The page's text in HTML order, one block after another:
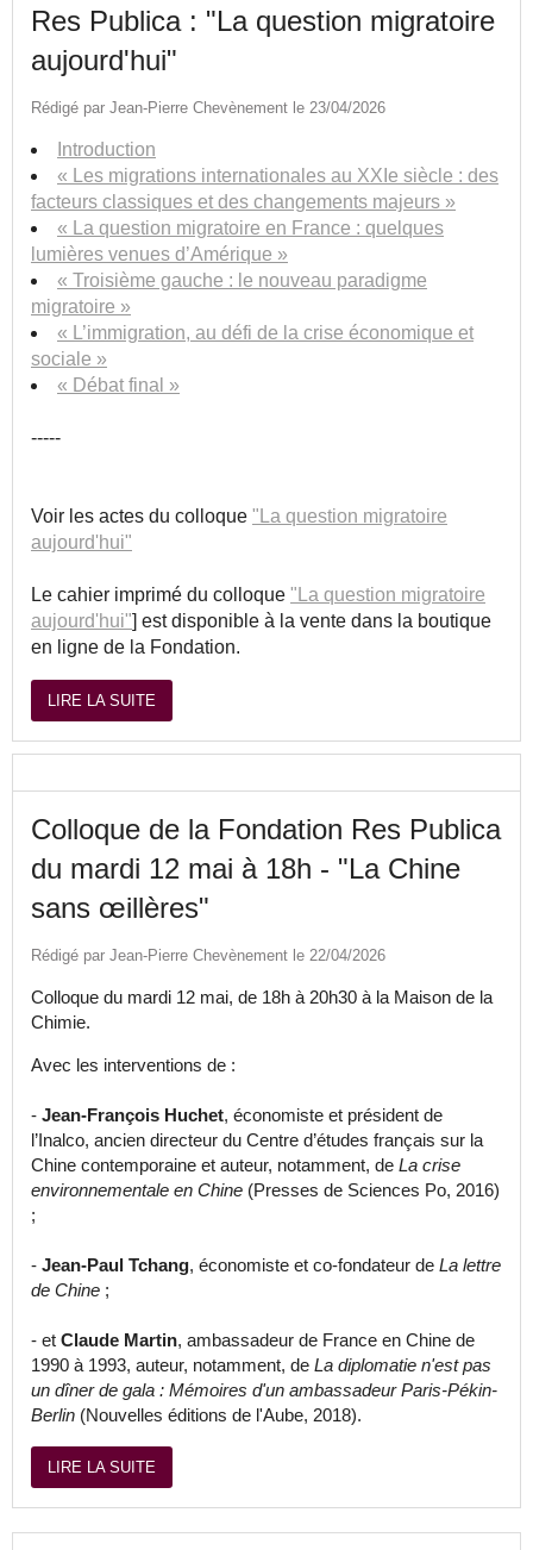
Res Publica : "La question migratoire
aujourd'hui"
Rédigé par Jean-Pierre Chevènement le 23/04/2026
Introduction
« Les migrations internationales au XXIe siècle : des
facteurs classiques et des changements majeurs »
« La question migratoire en France : quelques
lumières venues d’Amérique »
« Troisième gauche : le nouveau paradigme
migratoire »
« L’immigration, au défi de la crise économique et
sociale »
« Débat final »
-----
Voir les actes du colloque "La question migratoire
aujourd'hui"
Le cahier imprimé du colloque "La question migratoire
aujourd'hui"] est disponible à la vente dans la boutique
en ligne de la Fondation.
LIRE LA SUITE
Colloque de la Fondation Res Publica
du mardi 12 mai à 18h - "La Chine
sans œillères"
Rédigé par Jean-Pierre Chevènement le 22/04/2026
Colloque du mardi 12 mai, de 18h à 20h30 à la Maison de la
Chimie.
Avec les interventions de :
- Jean-François Huchet, économiste et président de
l’Inalco, ancien directeur du Centre d’études français sur la
Chine contemporaine et auteur, notamment, de La crise
environnementale en Chine (Presses de Sciences Po, 2016)
;
- Jean-Paul Tchang, économiste et co-fondateur de La lettre
de Chine ;
- et Claude Martin, ambassadeur de France en Chine de
1990 à 1993, auteur, notamment, de La diplomatie n'est pas
un dîner de gala : Mémoires d'un ambassadeur Paris-Pékin-
Berlin (Nouvelles éditions de l'Aube, 2018).
LIRE LA SUITE